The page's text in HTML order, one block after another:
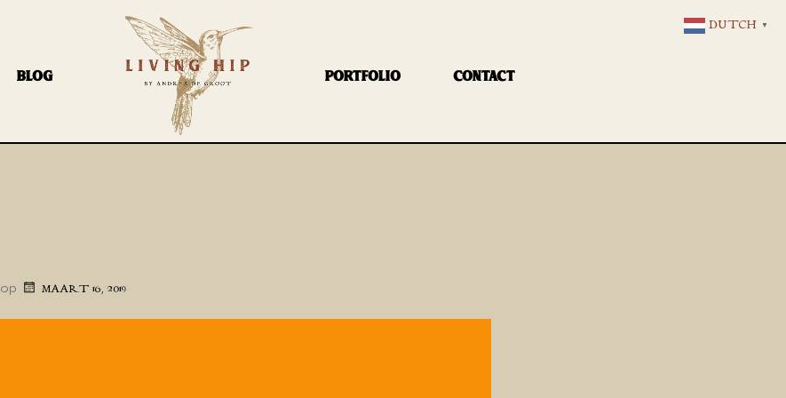
BLOG PORTFOLIO CONTACT
op MAART 16, 2019
DUTCH ▼